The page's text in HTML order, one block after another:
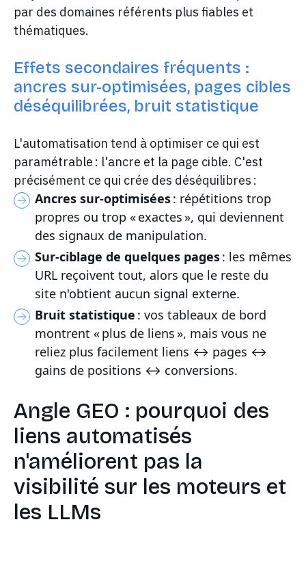
par des domaines référents plus fiables et
thématiques.
Effets secondaires fréquents :
ancres sur-optimisées, pages cibles
déséquilibrées, bruit statistique
L'automatisation tend à optimiser ce qui est
paramétrable : l'ancre et la page cible. C'est
précisément ce qui crée des déséquilibres :
Ancres sur-optimisées: répétitions trop
propres ou trop « exactes », qui deviennent
des signaux de manipulation.
Sur-ciblage de quelques pages: les mêmes
URL reçoivent tout, alors que le reste du
site n'obtient aucun signal externe.
Bruit statistique : vos tableaux de bord
montrent « plus de liens », mais vous ne
reliez plus facilement liens ↔ pages ↔
gains de positions ↔ conversions.
Angle GEO : pourquoi des
liens automatisés
n'améliorent pas la
visibilité sur les moteurs et
les LLMs